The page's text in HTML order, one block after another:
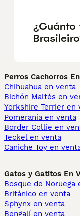
¿Cuánto
Perros Cachorros
Chihuahua en venta
Bichón Maltés en
Yorkshire Terrier en
Pomerania en venta
Border Collie en
Teckel en venta
Caniche Toy en
Gatos y Gatitos En
Bosque de Noruega
Británico en venta
Sphynx en venta